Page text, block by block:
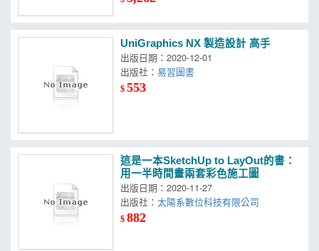
UniGraphics NX 製造設計 高手
出版日期：2020-12-01
出版社：易習圖書
$553
這是一本SketchUp to LayOut的書：
用一半時間畫兩套彩色施工圖
出版日期：2020-11-27
出版社：太陽系數位科技有限公司
$882